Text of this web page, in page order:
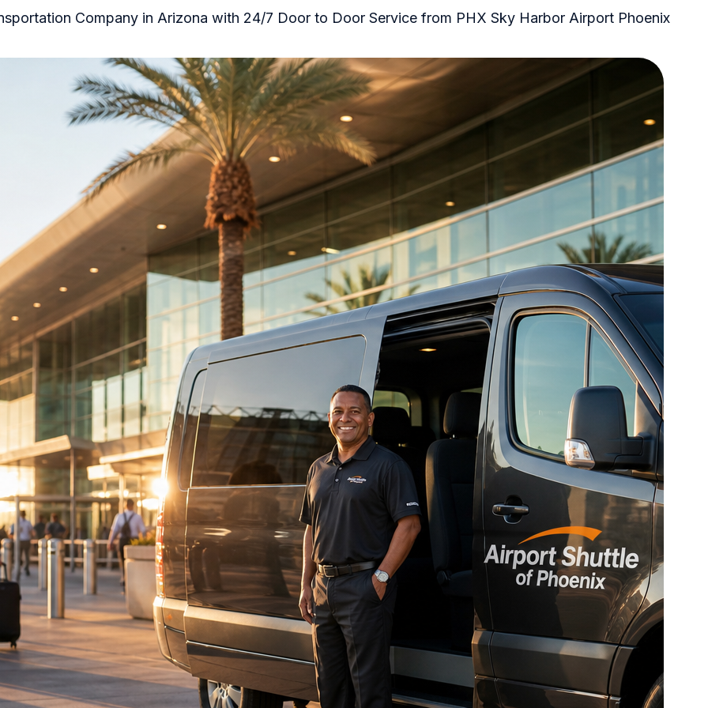
Company in Arizona with 24/7 Door to Door Service from PHX Sky Harbor Airport Phoenix